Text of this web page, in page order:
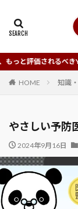
べきYouTubeチャ
HOME 知識
やさしい予防
2024年9月16日